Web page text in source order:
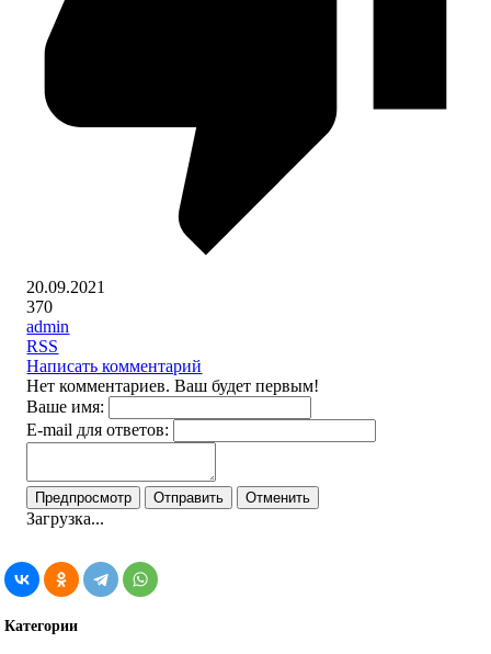
20.09.2021
370
admin
RSS
Написать комментарий
Нет комментариев. Ваш будет первым!
Ваше имя:
E-mail для ответов:
Загрузка...
Категории